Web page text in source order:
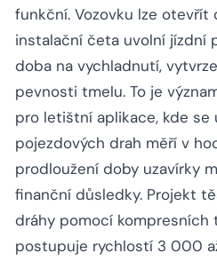
funkční. Vozovku lze
instalační četa uvolní jízdní
doba na vychladnutí,
pevnosti tmelu. To je
pro letištní aplikace, kde se
pojezdových drah měří v
prodloužení doby uzavírky
finanční důsledky. Projekt
dráhy pomocí kompresních
postupuje rychlostí 3 000